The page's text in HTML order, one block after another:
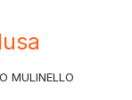
MULINELLO